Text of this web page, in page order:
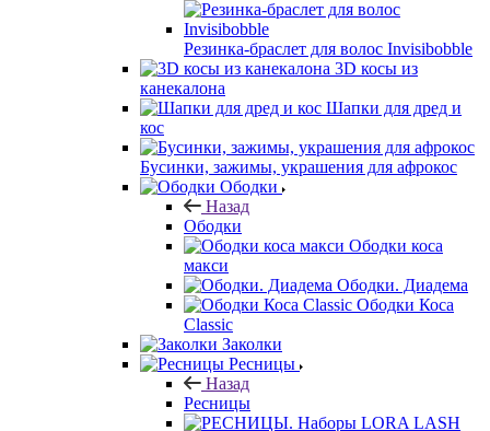
Резинка-браслет для волос Invisibobble
3D косы из
канекалона
Шапки для дред и
кос
Бусинки, зажимы, украшения для афрокос
Ободки
Назад
Ободки
Ободки коса
макси
Ободки. Диадема
Ободки Коса
Classic
Заколки
Ресницы
Назад
Ресницы